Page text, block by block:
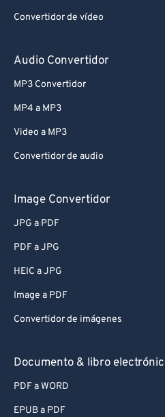
Convertidor de vídeo
Audio Convertidor
MP3 Convertidor
MP4 a MP3
Video a MP3
Convertidor de audio
Image Convertidor
JPG a PDF
PDF a JPG
HEIC a JPG
Image a PDF
Convertidor de imágenes
Documento & libro
PDF a WORD
EPUB a PDF